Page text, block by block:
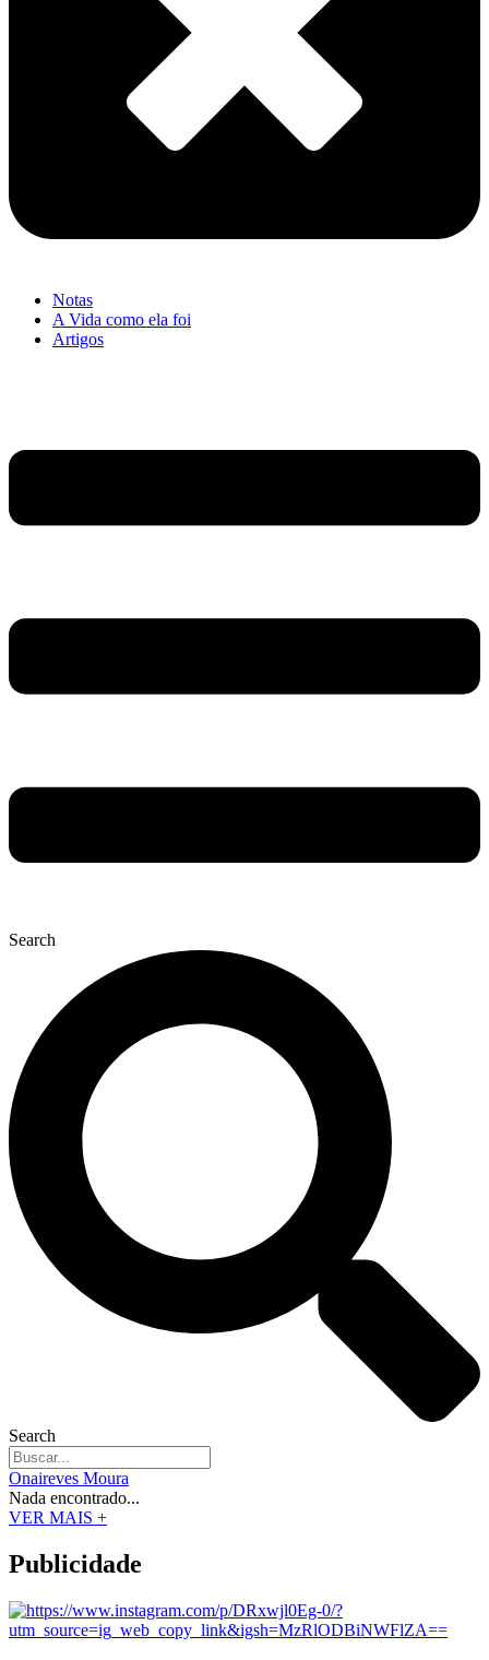
Notas
A Vida como ela foi
Artigos
Search
Search
Onaireves Moura
Nada encontrado...
VER MAIS +
Publicidade